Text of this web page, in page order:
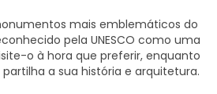
mais emblemáticos do
pela UNESCO como uma
o à hora que preferir, enquanto
a sua história e arquitetura.